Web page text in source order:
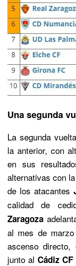
Una segunda
La segunda
la anterior, con
en sus
alternativas con
de los atacantes
calidad de
Zaragoza
al mes de
ascenso
junto al Cádiz CF